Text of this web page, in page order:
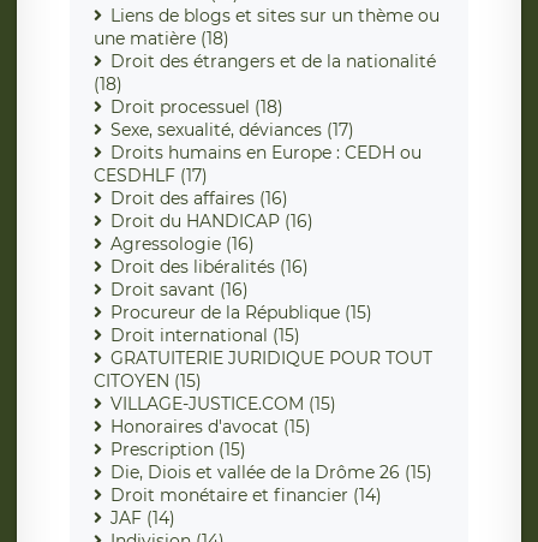
Liens de blogs et sites sur un thème ou
une matière (18)
Droit des étrangers et de la nationalité
(18)
Droit processuel (18)
Sexe, sexualité, déviances (17)
Droits humains en Europe : CEDH ou
CESDHLF (17)
Droit des affaires (16)
Droit du HANDICAP (16)
Agressologie (16)
Droit des libéralités (16)
Droit savant (16)
Procureur de la République (15)
Droit international (15)
GRATUITERIE JURIDIQUE POUR TOUT
CITOYEN (15)
VILLAGE-JUSTICE.COM (15)
Honoraires d'avocat (15)
Prescription (15)
Die, Diois et vallée de la Drôme 26 (15)
Droit monétaire et financier (14)
JAF (14)